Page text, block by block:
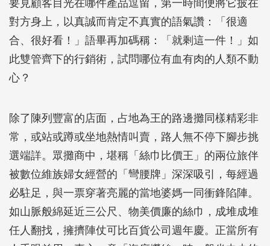
要見顧客目光在哪件產品逗留，第一時間便將它披在
對方身上，以真誠而肯定不真實的語氣讚：「很適
合、很好看！」語畢再加碼稱：「就剩這一件！」如
此雙管齊下的行銷術，試問哪位有血有肉的人類不動
心？
除了陳列豐富的店面，占地為王的路邊攤同樣精彩非
常，或站或蹲或坐地熱情叫賣，路人無不停下腳步挑
選端詳。眾攤商中，堪稱「絲巾比價王」的兩位旅伴
被數位維族婦女經營的「彎腰牌」深深吸引，每經過
必駐足，與一票穿著亮麗的當地婆媽一同衝鋒陷陣。
如山脈般綿延近三公尺、物美價廉的絲巾，成堆成堆
任人翻找，擁擠陣仗可比百貨公司週年慶。正當所有